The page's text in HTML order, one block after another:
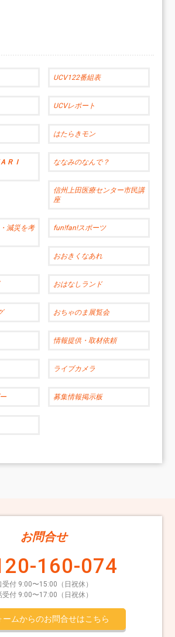
UCV122番組表
UCVレポート
はたらきモン
ＲＩ
ななみのなんで？
信州上田医療センター市民講
座
減災を考
fun!fan!スポーツ
おおきくなあれ
おはなしランド
おちゃのま展覧会
情報提供・取材依頼
ライブカメラ
募集情報掲示板
お問合せ
160-074
受付 9:00〜15:00（日祝休）
受付 9:00〜17:00（日祝休）
ームからのお問合せはこちら